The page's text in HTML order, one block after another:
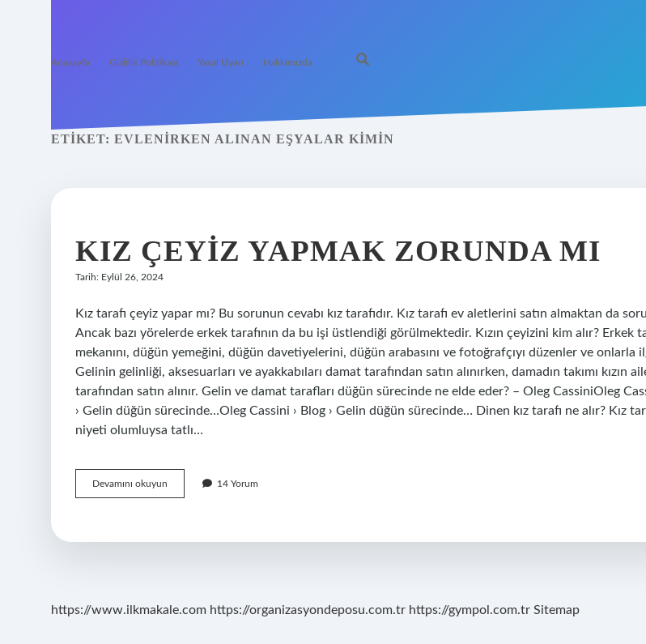
Anasayfa Gizlilik Politikası Yasal Uyarı Hakkımızda
ETIKET: EVLENIRKEN ALINAN EŞYALAR KIMIN
KIZ ÇEYIZ YAPMAK ZORUNDA MI
Tarih: Eylül 26, 2024
Kız tarafı çeyiz yapar mı? Bu sorunun cevabı kız tarafıdır. Kız tarafı ev aletlerini satın almaktan da
Ancak bazı yörelerde erkek tarafının da bu işi üstlendiği görülmektedir. Kızın çeyizini kim alır? Erkek
mekanını, düğün yemeğini, düğün davetiyelerini, düğün arabasını ve fotoğrafçıyı düzenler ve onlarla
Gelinin gelinliği, aksesuarları ve ayakkabıları damat tarafından satın alınırken, damadın takımı kızın
tarafından satın alınır. Gelin ve damat tarafları düğün sürecinde ne elde eder? – Oleg CassiniOleg
› Gelin düğün sürecinde…Oleg Cassini › Blog › Gelin düğün sürecinde… Dinen kız tarafı ne alır? Kız
niyeti olumluysa tatlı…
Devamını okuyun
Çeyiz
Mı
14 Yorum
https://www.ilkmakale.com https://organizasyondeposu.com.tr https://gympol.com.tr Sitemap